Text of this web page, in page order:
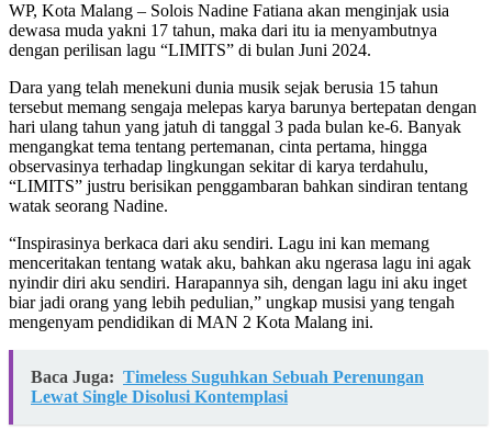
WP, Kota Malang – Solois Nadine Fatiana akan menginjak usia
dewasa muda yakni 17 tahun, maka dari itu ia menyambutnya
dengan perilisan lagu “LIMITS” di bulan Juni 2024.
Dara yang telah menekuni dunia musik sejak berusia 15 tahun
tersebut memang sengaja melepas karya barunya bertepatan dengan
hari ulang tahun yang jatuh di tanggal 3 pada bulan ke-6. Banyak
mengangkat tema tentang pertemanan, cinta pertama, hingga
observasinya terhadap lingkungan sekitar di karya terdahulu,
“LIMITS” justru berisikan penggambaran bahkan sindiran tentang
watak seorang Nadine.
“Inspirasinya berkaca dari aku sendiri. Lagu ini kan memang
menceritakan tentang watak aku, bahkan aku ngerasa lagu ini agak
nyindir diri aku sendiri. Harapannya sih, dengan lagu ini aku inget
biar jadi orang yang lebih pedulian,” ungkap musisi yang tengah
mengenyam pendidikan di MAN 2 Kota Malang ini.
Baca Juga: Timeless Suguhkan Sebuah Perenungan
Lewat Single Disolusi Kontemplasi